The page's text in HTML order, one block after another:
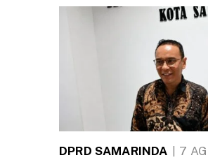
DPRD SAMARINDA
7